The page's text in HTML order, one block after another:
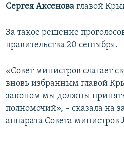
Сергея Аксенова главой
За такое решение
правительства 20 сентября.
«Совет министров слагает
вновь избранным главой
законом мы должны
полномочий», – сказала на
аппарата Совета министров